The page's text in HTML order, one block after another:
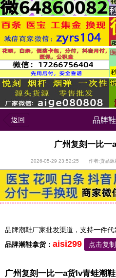
返回 品牌
广州复刻一比一
2026-05-29 23:52:25 作者:货品
品牌潮鞋厂家批发渠道，支持一件代
品牌潮鞋拿货： aisi299 点击复制
广州复刻一比一a货lv青蛙潮鞋